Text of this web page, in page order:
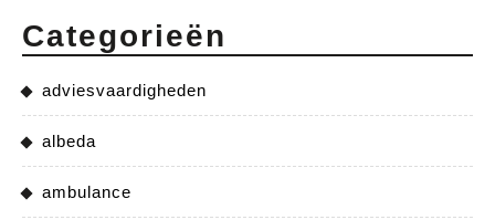
Categorieën
adviesvaardigheden
albeda
ambulance